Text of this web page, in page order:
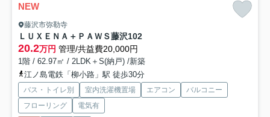
NEW
藤沢市弥勒寺
ＬＵＸＥＮＡ＋ＰＡＷＳ藤沢102
20.2万円 管理/共益費20,000円
1階 / 62.97㎡ / 2LDK＋S(納戸) /新築
江ノ島電鉄「柳小路」駅 徒歩30分
バス・トイレ別 室内洗濯機置場 エアコン
バルコニー
フローリング
電気有